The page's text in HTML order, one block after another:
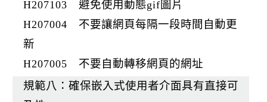
H207103 避免使用動態gif圖片
H207004 不要讓網頁每隔一段時間自動更
新
H207005 不要自動轉移網頁的網址
規範八：確保嵌入式使用者介面具有直接可